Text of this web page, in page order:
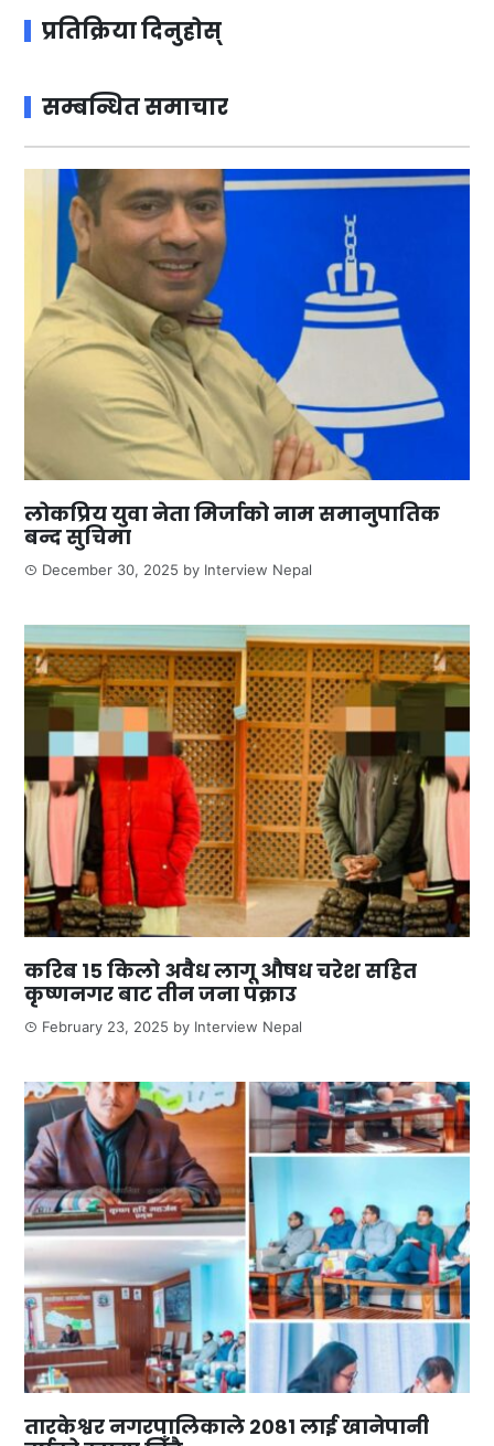
प्रतिक्रिया दिनुहोस्
सम्बन्धित समाचार
लोकप्रिय युवा नेता मिर्जाको नाम समानुपातिक
बन्द सुचिमा
December 30, 2025 by Interview Nepal
करिब १५ किलो अवैध लागू औषध चरेश सहित
कृष्णनगर बाट तीन जना पक्राउ
February 23, 2025 by Interview Nepal
तारकेश्वर नगरपालिकाले २०८१ लाई खानेपानी